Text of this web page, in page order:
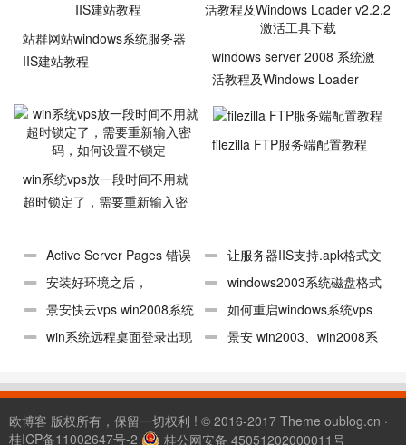
站群网站windows系统服务器
IIS建站教程
windows server 2008 系统激
活教程及Windows Loader
v2.2.2激活工具下载
win系统vps放一段时间不用就
超时锁定了，需要重新输入密
filezilla FTP服务端配置教程
Active Server Pages 错误
'ASP 0131' 不允许的父路径 的
解决方法
让服务器IIS支持.apk格式文
件直接下载，支持.svg和.woff等
格式
安装好环境之后，
phpmyadmin无法登录，提
示“phpmyadmin必须启用
windows2003系统磁盘格式
化教程。创建数据盘。
景安快云vps win2008系统
创建数据盘，格式化D盘
如何重启windows系统vps
服务器
win系统远程桌面登录出现
接数＂如何解决！
景安 win2003、win2008系
环境
欧博客 版权所有，保留一切权利 ! © 2016-2017 Theme oublog.cn ·
桂ICP备11002647号-2
桂公网安备 45051202000011号